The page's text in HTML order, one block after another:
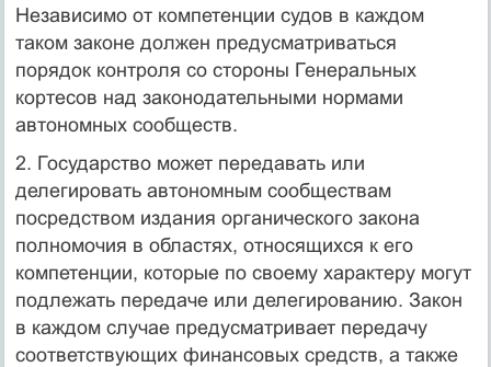
Независимо от компетенции судов в каждом
таком законе должен предусматриваться
порядок контроля со стороны Генеральных
кортесов над законодательными нормами
автономных сообществ.
2. Государство может передавать или
делегировать автономным сообществам
посредством издания органического закона
полномочия в областях, относящихся к его
компетенции, которые по своему характеру могут
подлежать передаче или делегированию. Закон
в каждом случае предусматривает передачу
соответствующих финансовых средств, а также